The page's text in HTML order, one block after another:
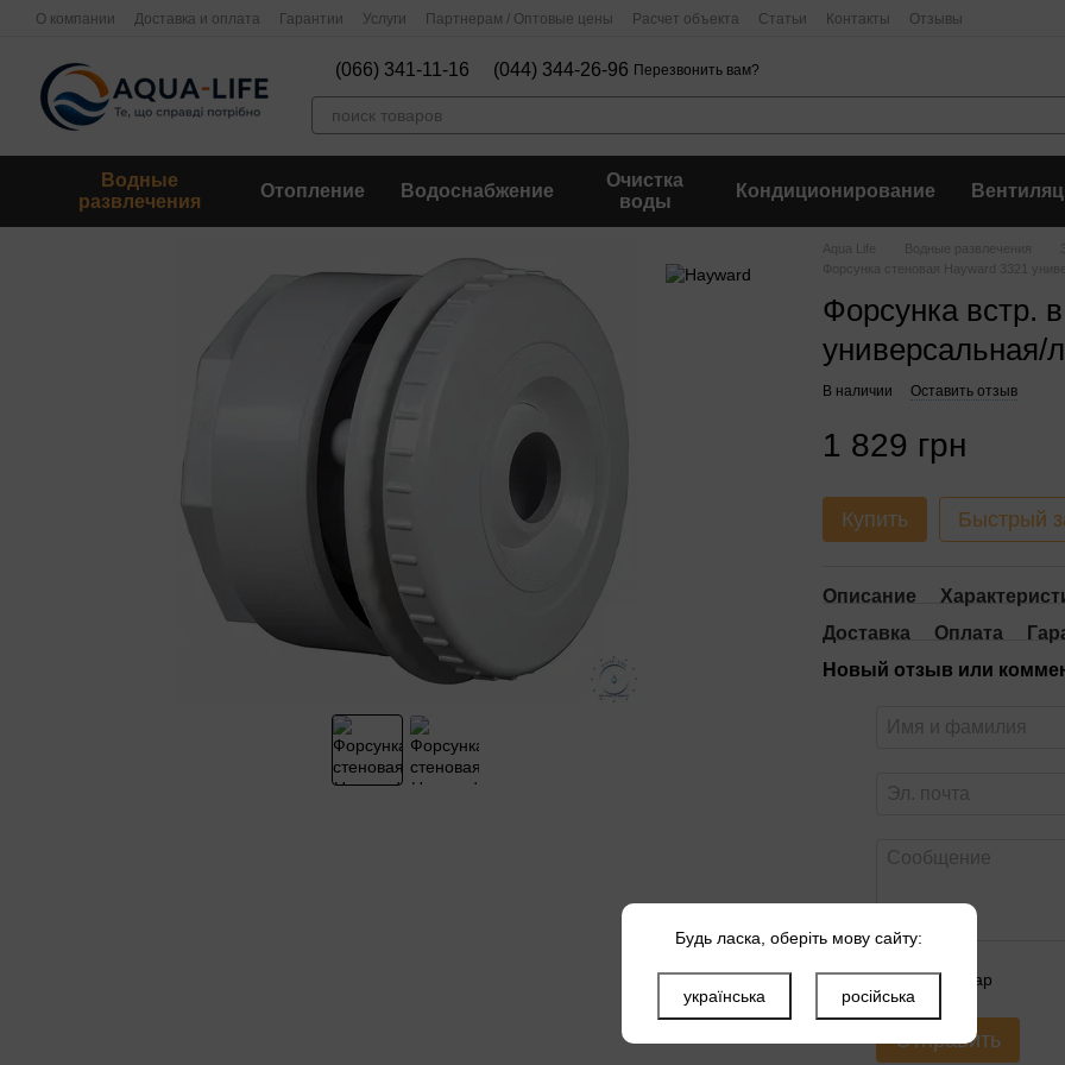
Перейти к основному контенту
О компании Доставка и оплата Гарантии Услуги Партнерам / Оптовые цены Расчет объекта Статьи Контакты Отзывы
(066) 341-11-16 (044) 344-26-96 Перезвонить вам?
Водные
развлечения
Отопление Водоснабжение
Очистка
воды
Кондиционирование
Aqua Life Водные развлечения
Форсунка стеновая Hayward 3321
Форсунка встр.
универсальная/
В наличии Оставить отзыв
1 829 грн
Купить Быстрый
Описание
Доставка
Оплата
Новый отзыв или
Оцените товар
Отправить
Будь ласка, оберіть мову сайту:
українська російська